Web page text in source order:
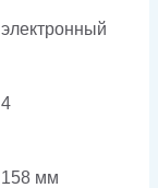
электронный
4
158 мм